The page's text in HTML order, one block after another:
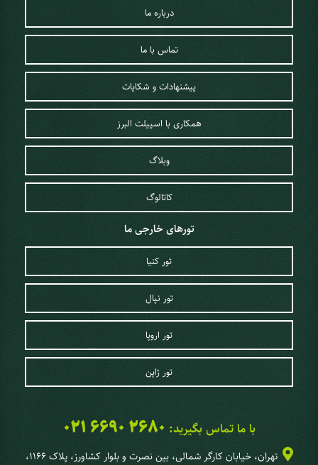
درباره ما
تماس با ما
پیشنهادات و شکایات
همکاری با اسپیلت البرز
وبلاگ
کاتالوگ
تورهای خارجی ما
تور کنیا
تور نپال
تور اروپا
تور ژاپن
با ما تماس بگیرید: 021 6690 2680
تهران، خیابان کارگر شمالی، بین نصرت و بلوار کشاورز، پلاک 1166،